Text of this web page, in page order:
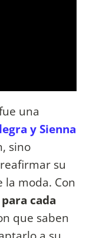
una
y Sienna
sino
su
moda. Con
cada
que saben